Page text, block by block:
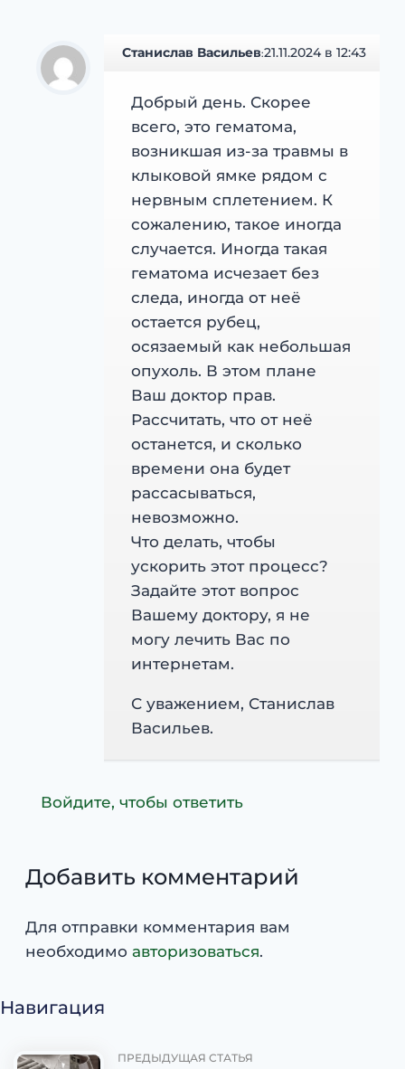
Станислав Васильев:21.11.2024 в 12:43
Добрый день. Скорее
всего, это гематома,
возникшая из-за травмы в
клыковой ямке рядом с
нервным сплетением. К
сожалению, такое иногда
случается. Иногда такая
гематома исчезает без
следа, иногда от неё
остается рубец,
осязаемый как небольшая
опухоль. В этом плане
Ваш доктор прав.
Рассчитать, что от неё
останется, и сколько
времени она будет
рассасываться,
невозможно.
Что делать, чтобы
ускорить этот процесс?
Задайте этот вопрос
Вашему доктору, я не
могу лечить Вас по
интернетам.
С уважением, Станислав
Васильев.
Войдите, чтобы ответить
Добавить комментарий
Для отправки комментария вам
необходимо авторизоваться.
Навигация
ПРЕДЫДУЩАЯ СТАТЬЯ